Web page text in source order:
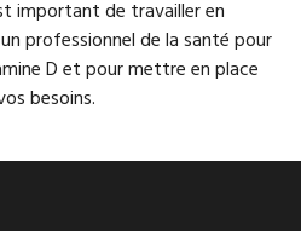
important de travailler en
professionnel de la santé pour
D et pour mettre en place
besoins.